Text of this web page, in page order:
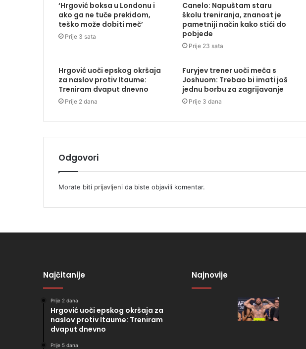
‘Hrgović boksa u Londonu i
ako ga ne tuče prekidom,
teško može dobiti meč’
Prije 3 sata
Canelo: Napuštam staru
školu treniranja, znanost je
pametniji način kako stići do
pobjede
Prije 23 sata
Hrgović uoči epskog okršaja
za naslov protiv Itaume:
Treniram dvaput dnevno
Prije 2 dana
Furyjev trener uoči meča s
Joshuom: Trebao bi imati još
jednu borbu za zagrijavanje
Prije 3 dana
Odgovori
Morate biti prijavljeni da biste objavili komentar.
Najčitanije
Prije 2 dana
Hrgović uoči epskog okršaja za
naslov protiv Itaume: Treniram
dvaput dnevno
Prije 5 dana
Najnovije